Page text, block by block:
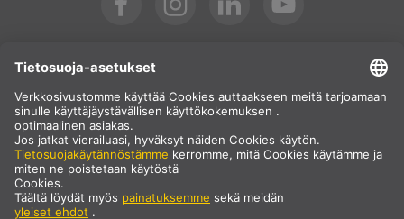
FI
Suomi
Maavalinta
* Hinta ei sisällä arvonlisäveroa eikä toimituskuluja, jotka lisätään
oston yhteydessä.
** Ilmoitetut arvot ovat keskimääräisiä toimitusaikoja, ja ne